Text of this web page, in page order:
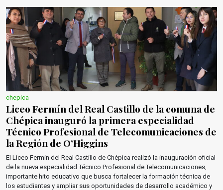
chepica
Liceo Fermín del Real Castillo de la comuna de
Chépica inauguró la primera especialidad
Técnico Profesional de Telecomunicaciones de
la Región de O’Higgins
El Liceo Fermín del Real Castillo de Chépica realizó la inauguración oficial
de la nueva especialidad Técnico Profesional de Telecomunicaciones,
importante hito educativo que busca fortalecer la formación técnica de
los estudiantes y ampliar sus oportunidades de desarrollo académico y